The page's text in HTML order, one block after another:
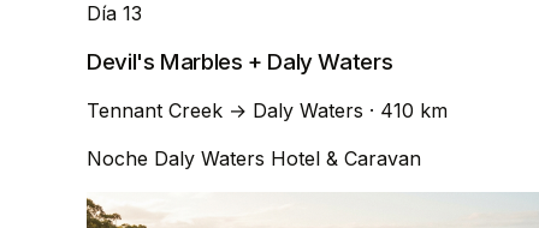
Día 13
Devil's Marbles + Daly Waters
Tennant Creek → Daly Waters · 410 km
Noche Daly Waters Hotel & Caravan